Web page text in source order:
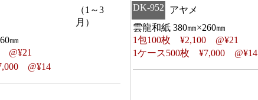
（1～3
月）
㎜
@¥21
@¥14
DK-952 アヤメ
雲龍和紙 380㎜×260㎜
1包100枚 ¥2,100 @¥21
1ケース500枚 ¥7,000 @¥14